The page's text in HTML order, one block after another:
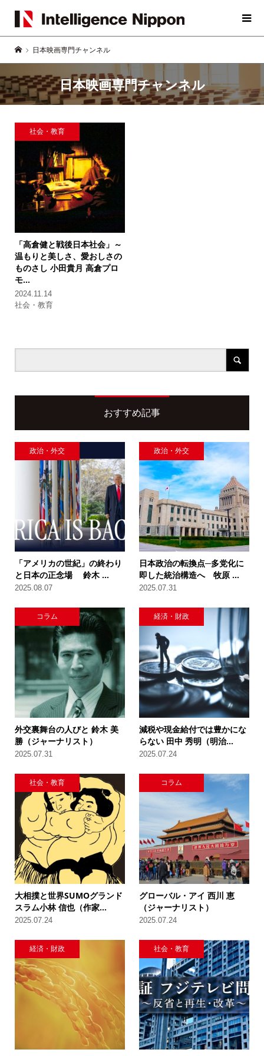
日本映画専門チャンネル
日本映画専門チャンネル
社会・教育
「高倉健と戦後日本社会」 ～
温もりと美しさ、愛おしさの
ものさし 小田貴月 高倉プロ
モ...
2024.11.14
社会・教育
おすすめ記事
政治・外交
「アメリカの世紀」の終わり
と日本の正念場 鈴木 ...
2025.08.07
政治・外交
日本政治の転換点─多党化に
即した統治構造へ 牧原 ...
2025.07.31
コラム
外交裏舞台の人びと 鈴木 美
勝（ジャーナリスト）
2025.07.31
経済・財政
減税や現金給付では豊かにな
らない 田中 秀明（明治...
2025.07.24
社会・教育
大相撲と世界SUMOグランド
スラム小林 信也（作家...
2025.07.24
コラム
グローバル・アイ 西川 恵
（ジャーナリスト）
2025.07.24
経済・財政 社会・教育